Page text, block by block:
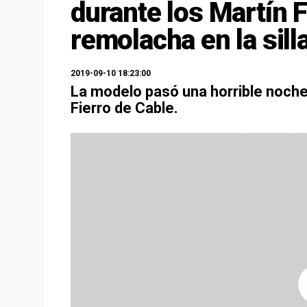
durante los Martín
remolacha en la
2019-09-10 18:23:00
La modelo pasó una horrible
Fierro de Cable.